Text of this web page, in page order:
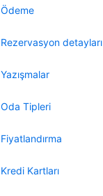
Ödeme
Rezervasyon detayları
Yazışmalar
Oda Tipleri
Fiyatlandırma
Kredi Kartları